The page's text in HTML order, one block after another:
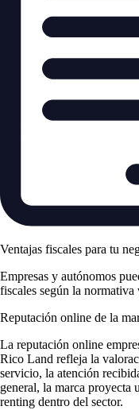
Ventajas fiscales para tu
Empresas y autónomos
fiscales según la normativa
Reputación online de la
La reputación online
Rico Land refleja la
servicio, la atención
general, la marca proyecta
renting dentro del sector.